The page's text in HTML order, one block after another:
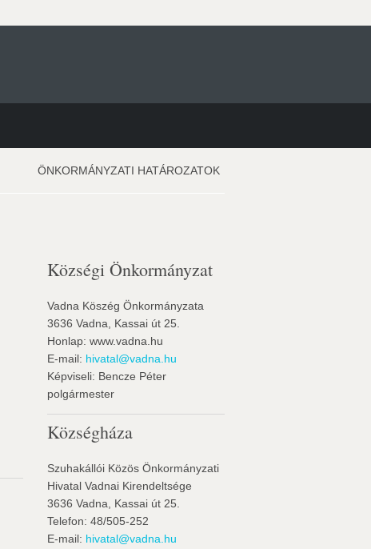
ÖNKORMÁNYZATI HATÁROZATOK
Községi Önkormányzat
Vadna Köszég Önkormányzata
3636 Vadna, Kassai út 25.
Honlap: www.vadna.hu
E-mail: hivatal@vadna.hu
Képviseli: Bencze Péter
polgármester
Községháza
Szuhakállói Közös Önkormányzati
Hivatal Vadnai Kirendeltsége
3636 Vadna, Kassai út 25.
Telefon: 48/505-252
E-mail: hivatal@vadna.hu